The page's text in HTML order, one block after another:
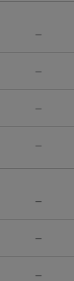
—
—
—
—
—
—
—